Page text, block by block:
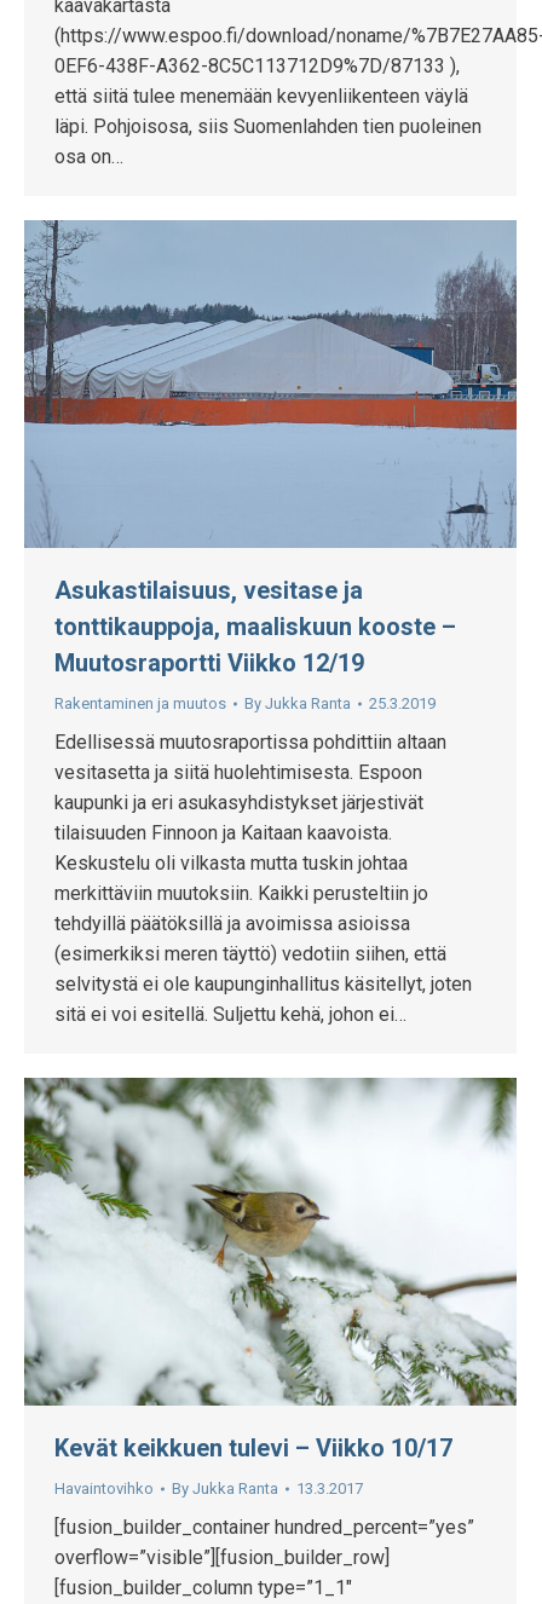
kaavakartasta
(https://www.espoo.fi/download/noname/
0EF6-438F-A362-8C5C113712D9%7D/87133 ),
että siitä tulee menemään kevyenliikenteen väylä
läpi. Pohjoisosa, siis Suomenlahden tien puoleinen
osa on…
Asukastilaisuus, vesitase ja
tonttikauppoja, maaliskuun kooste –
Muutosraportti Viikko 12/19
Rakentaminen ja muutos By Jukka Ranta 25.3.2019
Edellisessä muutosraportissa pohdittiin altaan
vesitasetta ja siitä huolehtimisesta. Espoon
kaupunki ja eri asukasyhdistykset järjestivät
tilaisuuden Finnoon ja Kaitaan kaavoista.
Keskustelu oli vilkasta mutta tuskin johtaa
merkittäviin muutoksiin. Kaikki perusteltiin jo
tehdyillä päätöksillä ja avoimissa asioissa
(esimerkiksi meren täyttö) vedotiin siihen, että
selvitystä ei ole kaupunginhallitus käsitellyt, joten
sitä ei voi esitellä. Suljettu kehä, johon ei…
Kevät keikkuen tulevi – Viikko 10/17
Havaintovihko By Jukka Ranta 13.3.2017
[fusion_builder_container hundred_percent=”yes”
overflow=”visible”][fusion_builder_row]
[fusion_builder_column type=”1_1″